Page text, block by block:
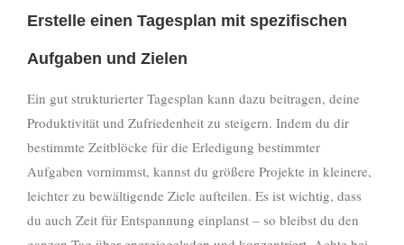
Erstelle einen Tagesplan mit spezifischen
Aufgaben und Zielen
Ein gut strukturierter Tagesplan kann dazu beitragen, deine
Produktivität und Zufriedenheit zu steigern. Indem du dir
bestimmte Zeitblöcke für die Erledigung bestimmter
Aufgaben vornimmst, kannst du größere Projekte in kleinere,
leichter zu bewältigende Ziele aufteilen. Es ist wichtig, dass
du auch Zeit für Entspannung einplanst – so bleibst du den